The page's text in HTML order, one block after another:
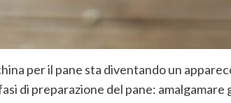
per il pane sta diventando un
di preparazione del pane: